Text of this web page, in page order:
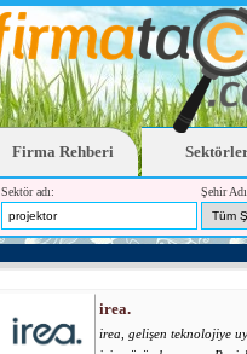
Firma Rehberi
Sektör adı: Şehir
irea.
irea, gelişen teknolojiye